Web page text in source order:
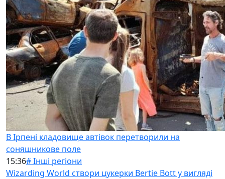
В Ірпені кладовище автівок перетворили на
соняшникове поле
15:36# Інші регіони
Wizarding World створи цукерки Bertie Bott у вигляді